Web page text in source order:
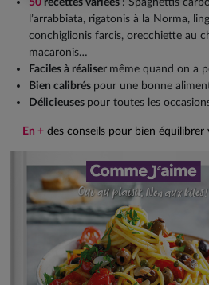
l’arrabbiata, rigatonis à la Norma,
conchiglionis farcis, orecchiette au
macaronis…
Faciles à réaliser même quand on a
Bien calibrés pour une bonne
Délicieuses pour toutes les
En + des conseils pour bien équilibrer